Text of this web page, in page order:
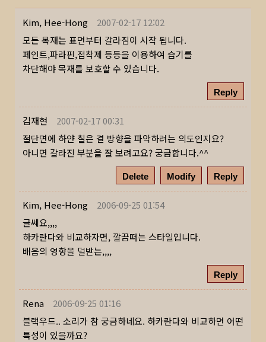
Kim, Hee-Hong
2007-02-17 12:02
모든 목재는 표면부터 갈라짐이 시작 됩니다.
페인트,파라핀,접착제 등등을 이용하여 습기를
차단해야 목재를 보호할 수 있습니다.
Reply
김재현
2007-02-17 00:31
절단면에 하얀 칠은 결 방향을 파악하려는 의도인지요?
아니면 갈라진 부분을 잘 보려고요? 궁금합니다.^^
Delete Modify Reply
Kim, Hee-Hong
2006-09-25 01:54
글쎄요,,,,
하카란다와 비교하자면, 깔끔떠는 스타일입니다.
배음의 영향을 덜받는,,,,
Reply
Rena
2006-09-25 01:16
블랙우드.. 소리가 참 궁금하네요. 하카란다와 비교하면 어떤
특성이 있을까요?